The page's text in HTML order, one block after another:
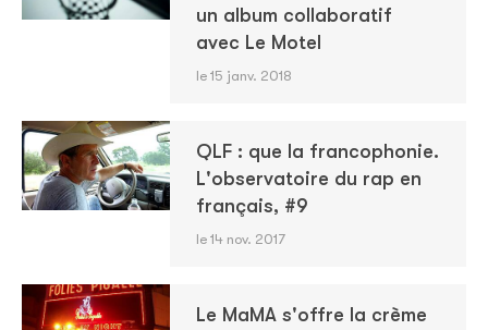
un album collaboratif
avec Le Motel
le 15 janv. 2018
QLF : que la francophonie.
L'observatoire du rap en
français, #9
le 14 nov. 2017
Le MaMA s'offre la crème